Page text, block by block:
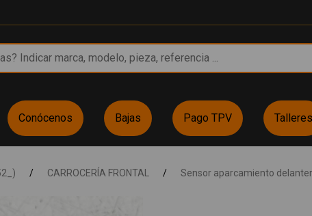
Conócenos Bajas Pago TPV Talleres
/ CARROCERÍA FRONTAL / Sensor aparcamiento